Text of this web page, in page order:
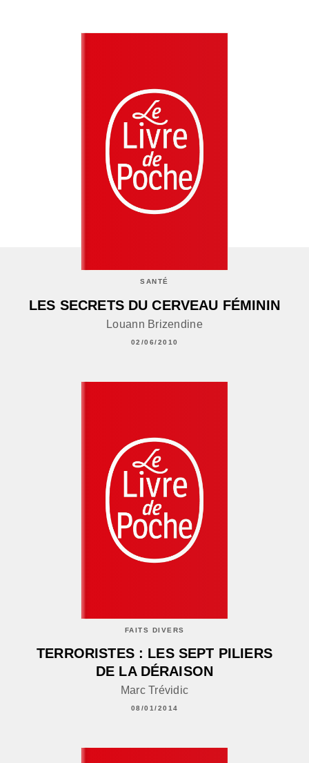
SANTÉ
LES SECRETS DU CERVEAU FÉMININ
Louann Brizendine
02/06/2010
FAITS DIVERS
TERRORISTES : LES SEPT PILIERS
DE LA DÉRAISON
Marc Trévidic
08/01/2014